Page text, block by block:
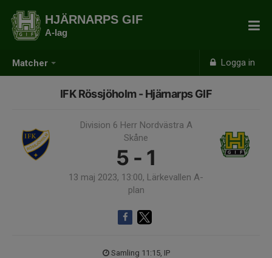
Matcher Logga in
HJÄRNARPS GIF
A-lag
IFK Rössjöholm - Hjärnarps GIF
Division 6 Herr Nordvästra A
Skåne
5 - 1
13 maj 2023, 13:00, Lärkevallen A-
plan
Samling 11:15, IP